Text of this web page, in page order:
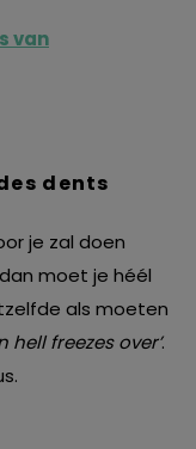
van
dents
je zal doen
dan moet je héél
als moeten
hell freezes over’.